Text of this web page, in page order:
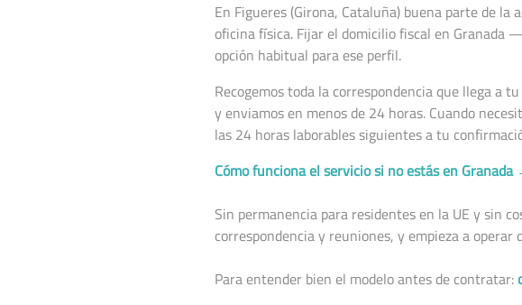
En Figueres (Girona, Cataluña) buena parte de la
oficina física. Fijar el domicilio fiscal en
opción habitual para ese perfil.
Recogemos toda la correspondencia que llega a
y enviamos en menos de 24 horas. Cuando
las 24 horas laborables siguientes a tu
Cómo funciona el servicio si no estás en Granada
Sin permanencia para residentes en la UE y sin
correspondencia y reuniones, y empieza a operar
Para entender bien el modelo antes de contratar: